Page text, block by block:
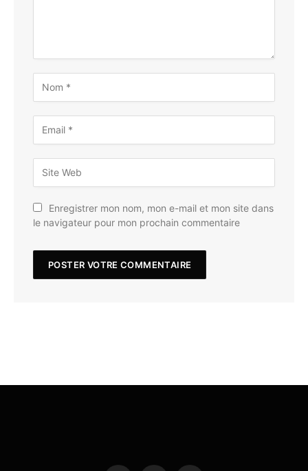
Enregistrer mon nom, mon e-mail et mon site dans
le navigateur pour mon prochain commentaire